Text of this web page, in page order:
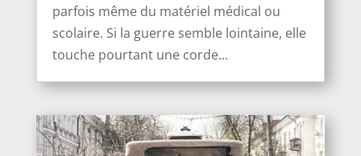
parfois même du matériel médical ou
scolaire. Si la guerre semble lointaine, elle
touche pourtant une corde...